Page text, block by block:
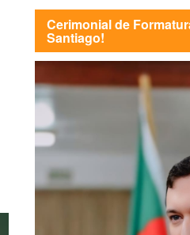
Cerimonial de
Santiago!